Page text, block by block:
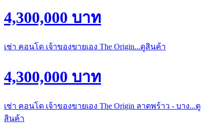
4,300,000 บาท
เช่า คอนโด เจ้าของขายเอง The Origin...ดูสินค้า
4,300,000 บาท
เช่า คอนโด เจ้าของขายเอง The Origin ลาดพร้าว - บาง...ดู
สินค้า